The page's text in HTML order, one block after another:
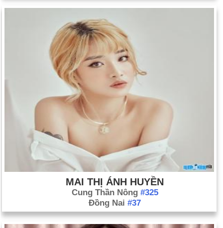
MAI THỊ ÁNH HUYỀN
Cung Thần Nông #325
Đồng Nai #37